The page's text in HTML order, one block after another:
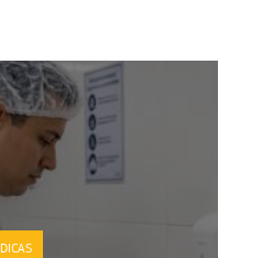
DICAS